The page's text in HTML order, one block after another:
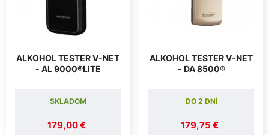
ALKOHOL TESTER V-NET
- AL 9000®LITE
179,00 €
SKLADOM
ALKOHOL TESTER V-NET
- DA 8500®
179,75 €
DO 2 DNÍ